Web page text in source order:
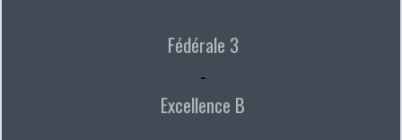
Fédérale 3
-
Excellence B